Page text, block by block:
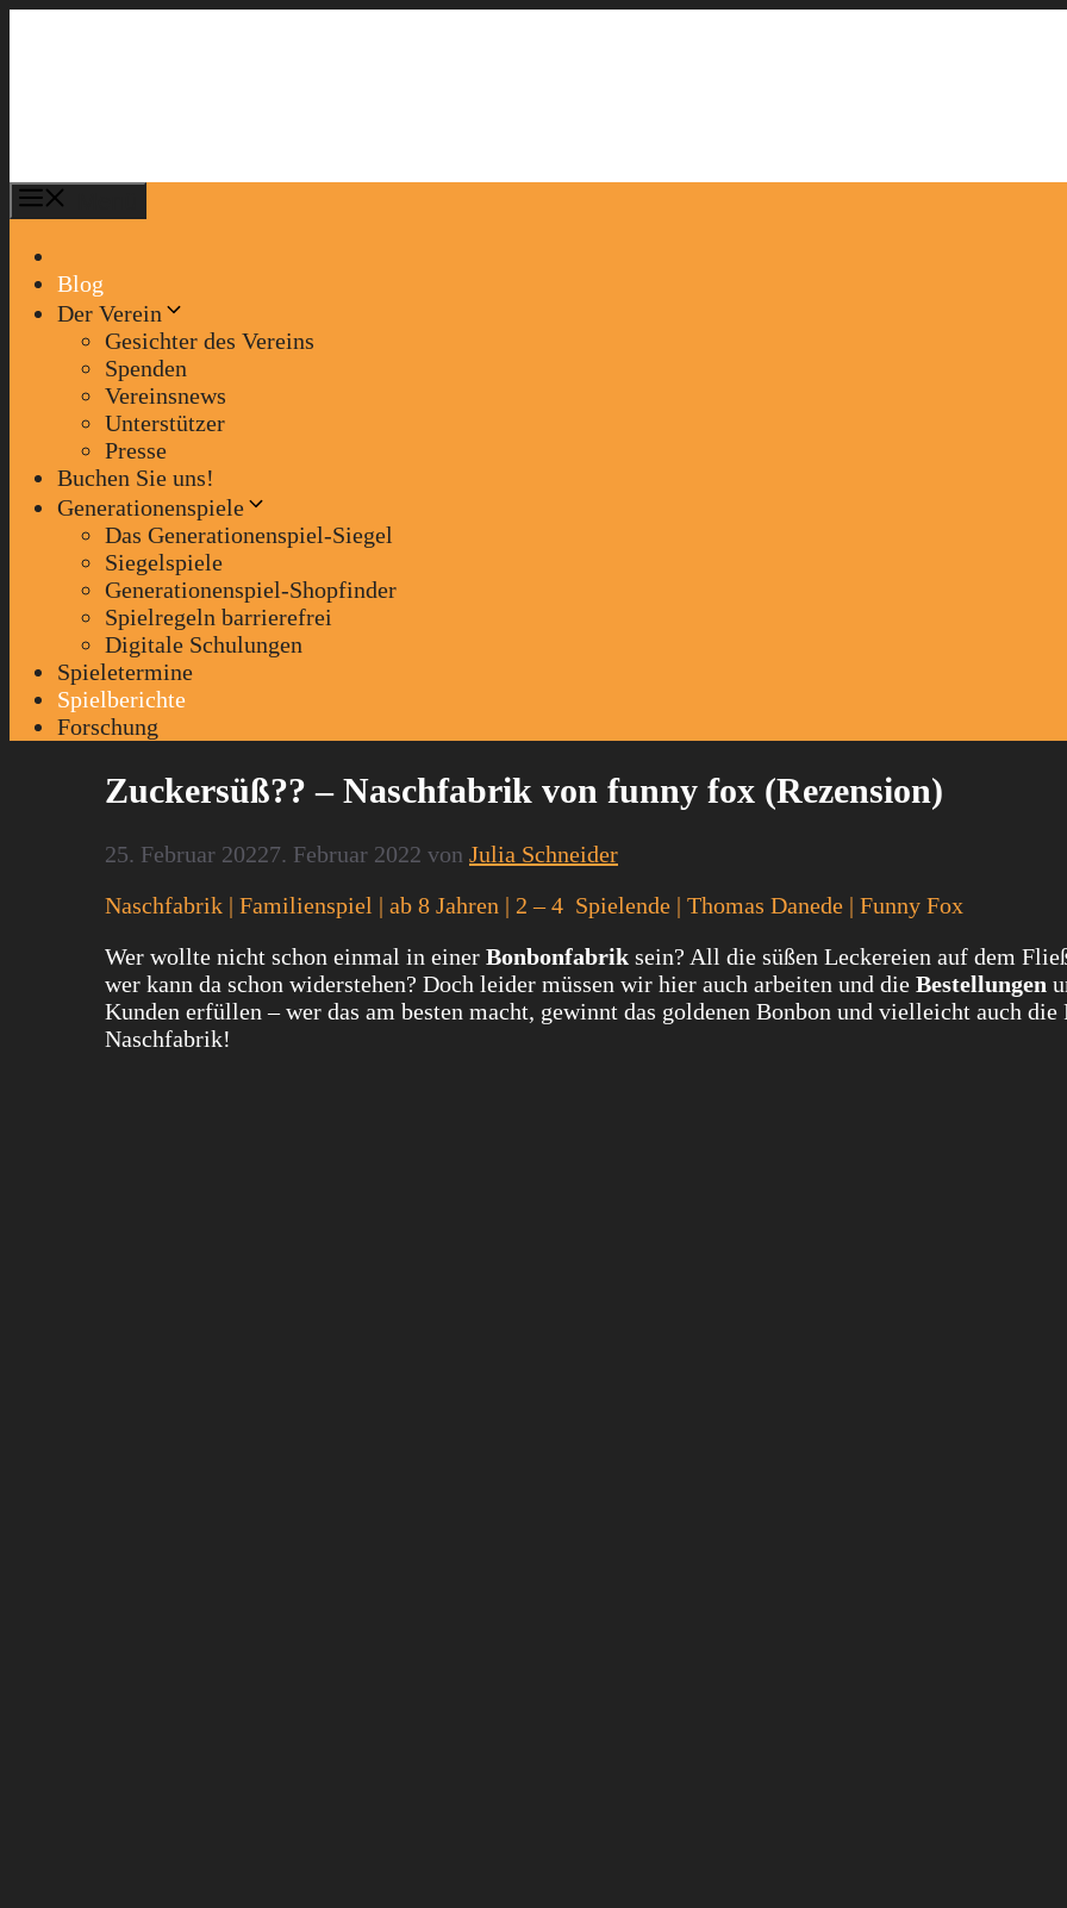
Blog
Der Verein
Gesichter des Vereins
Spenden
Vereinsnews
Unterstützer
Presse
Buchen Sie uns!
Generationenspiele
Das Generationenspiel-Siegel
Siegelspiele
Generationenspiel-Shopfinder
Spielregeln barrierefrei
Digitale Schulungen
Spieletermine
Spielberichte
Forschung
Zuckersüß?? – Naschfabrik von funny fox (Rezension)
25. Februar 20227. Februar 2022 von Julia Schneider
Naschfabrik | Familienspiel | ab 8 Jahren | 2 – 4 Spielende | Thomas Danede | Funny Fox
Wer wollte nicht schon einmal in einer Bonbonfabrik sein? All die süßen Leckereien auf dem
wer kann da schon widerstehen? Doch leider müssen wir hier auch arbeiten und die Bestellungen
Kunden erfüllen – wer das am besten macht, gewinnt das goldenen Bonbon und vielleicht auch die
Naschfabrik!